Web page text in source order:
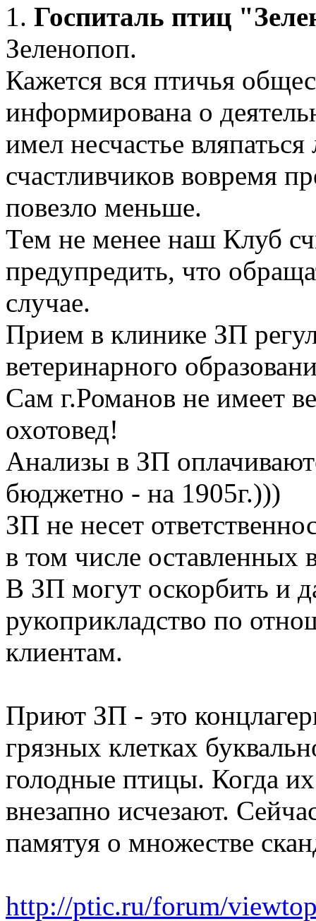
1. Госпиталь птиц
Зеленопоп.
Кажется вся птичья
информирована о
имел несчастье
счастливчиков вовремя
повезло меньше.
Тем не менее наш Клуб
предупредить, что
случае.
Прием в клинике ЗП
ветеринарного
Сам г.Романов не имеет
охотовед!
Анализы в ЗП
бюджетно - на 1905г.)))
ЗП не несет
в том числе оставленных
В ЗП могут оскорбить и
рукоприкладство по
клиентам.
Приют ЗП - это
грязных клетках
голодные птицы. Когда
внезапно исчезают.
памятуя о множестве
http://ptic.ru/forum/